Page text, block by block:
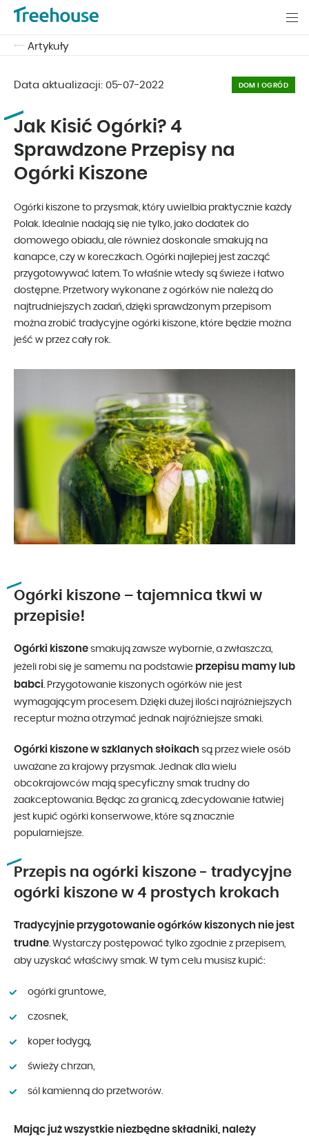
Artykuły
Data aktualizacji: 05-07-2022 DOM I OGRÓD
Jak Kisić Ogórki? 4
Sprawdzone Przepisy na
Ogórki Kiszone
Ogórki kiszone to przysmak, który uwielbia praktycznie każdy
Polak. Idealnie nadają się nie tylko, jako dodatek do
domowego obiadu, ale również doskonale smakują na
kanapce, czy w koreczkach. Ogórki najlepiej jest zacząć
przygotowywać latem. To właśnie wtedy są świeże i łatwo
dostępne. Przetwory wykonane z ogórków nie należą do
najtrudniejszych zadań, dzięki sprawdzonym przepisom
można zrobić tradycyjne ogórki kiszone, które będzie można
jeść w przez cały rok.
Ogórki kiszone – tajemnica tkwi w
przepisie!
Ogórki kiszone smakują zawsze wybornie, a zwłaszcza,
jeżeli robi się je samemu na podstawie przepisu mamy lub
babci. Przygotowanie kiszonych ogórków nie jest
wymagającym procesem. Dzięki dużej ilości najróżniejszych
receptur można otrzymać jednak najróżniejsze smaki.
Ogórki kiszone w szklanych słoikach są przez wiele osób
uważane za krajowy przysmak. Jednak dla wielu
obcokrajowców mają specyficzny smak trudny do
zaakceptowania. Będąc za granicą, zdecydowanie łatwiej
jest kupić ogórki konserwowe, które są znacznie
popularniejsze.
Przepis na ogórki kiszone - tradycyjne
ogórki kiszone w 4 prostych krokach
Tradycyjnie przygotowanie ogórków kiszonych nie jest
trudne. Wystarczy postępować tylko zgodnie z przepisem,
aby uzyskać właściwy smak. W tym celu musisz kupić:
ogórki gruntowe,
czosnek,
koper łodygą,
świeży chrzan,
sól kamienną do przetworów.
Mając już wszystkie niezbędne składniki, należy